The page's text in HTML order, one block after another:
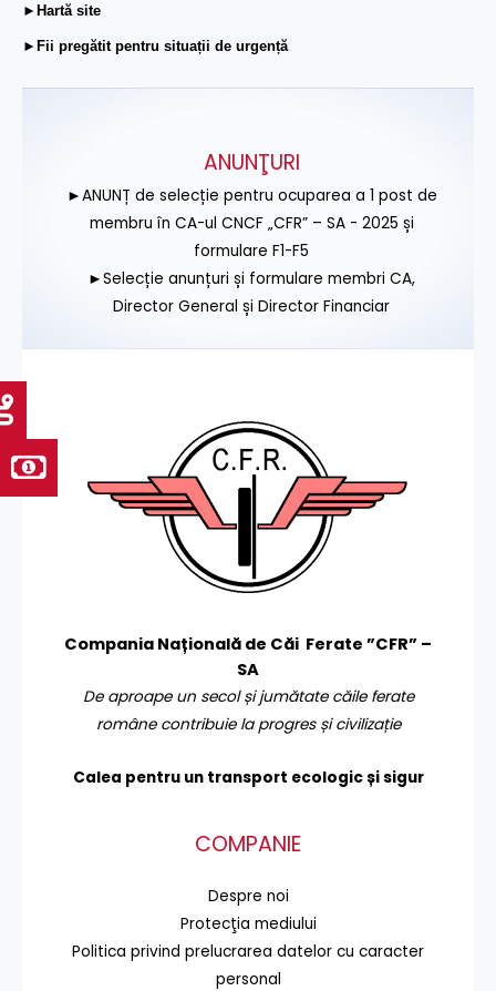
►Hartă site
►Fii pregătit pentru situații de urgență
ANUNŢURI
►ANUNȚ de selecție pentru ocuparea a 1 post de
membru în CA-ul CNCF „CFR” – SA - 2025 și
formulare F1-F5
►Selecție anunțuri și formulare membri CA,
Director General și Director Financiar
Compania Națională de Căi Ferate ”CFR” –
SA
De aproape un secol și jumătate căile ferate
române contribuie la progres și civilizație
Calea pentru un transport ecologic și sigur
COMPANIE
Despre noi
Protecţia mediului
Politica privind prelucrarea datelor cu caracter
personal